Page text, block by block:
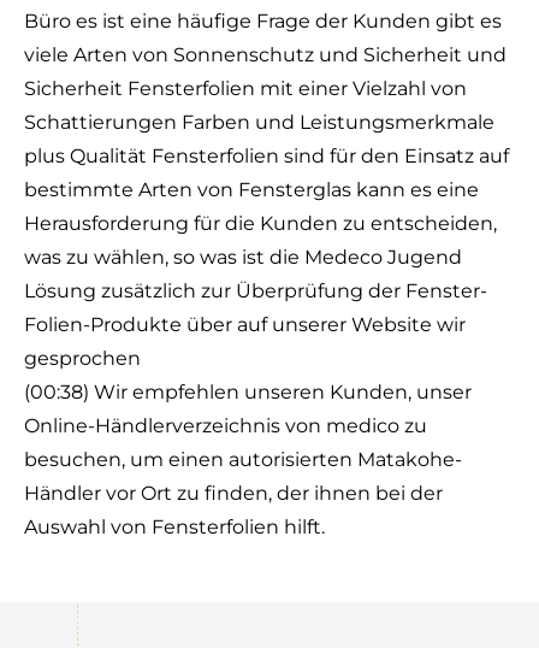
Büro es ist eine häufige Frage der Kunden gibt es
viele Arten von Sonnenschutz und Sicherheit und
Sicherheit Fensterfolien mit einer Vielzahl von
Schattierungen Farben und Leistungsmerkmale
plus Qualität Fensterfolien sind für den Einsatz auf
bestimmte Arten von Fensterglas kann es eine
Herausforderung für die Kunden zu entscheiden,
was zu wählen, so was ist die Medeco Jugend
Lösung zusätzlich zur Überprüfung der Fenster-
Folien-Produkte über auf unserer Website wir
gesprochen
(00:38) Wir empfehlen unseren Kunden, unser
Online-Händlerverzeichnis von medico zu
besuchen, um einen autorisierten Matakohe-
Händler vor Ort zu finden, der ihnen bei der
Auswahl von Fensterfolien hilft.